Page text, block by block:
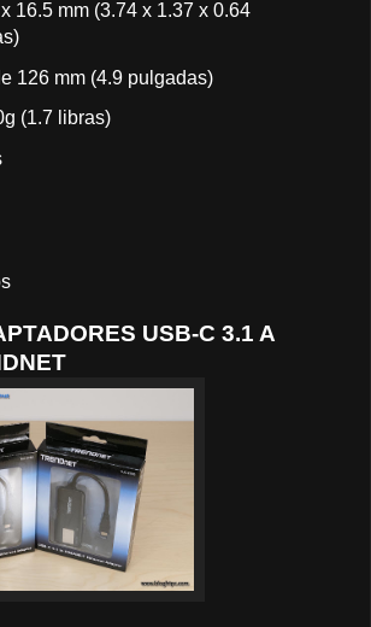
16.5 mm (3.74 x 1.37 x 0.64
126 mm (4.9 pulgadas)
(1.7 libras)
USB-C 3.1 A